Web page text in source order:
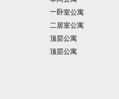
一卧室公寓
二居室公寓
顶层公寓
顶层公寓